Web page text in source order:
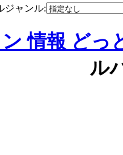
ジャンル:
情報 どっ
ル